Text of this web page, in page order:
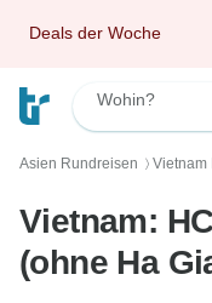
Deals der Woche
Wohin?
Asien Rundreisen 〉 Vietnam
Vietnam:
(ohne Ha